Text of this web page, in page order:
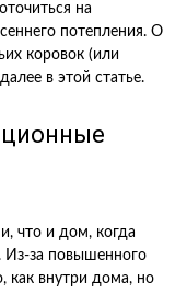
на
потепления. О
коровок (или
в этой статье.
что и дом, когда
Из-за повышенного
как внутри дома, но